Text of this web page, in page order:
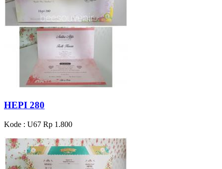
HEPI 280
Kode : U67 Rp 1.800